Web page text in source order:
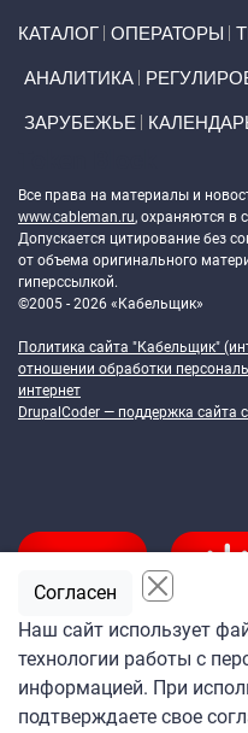
КАТАЛОГ ОПЕРАТОРЫ
АНАЛИТИКА
ЗАРУБЕЖЬЕ
Все права на материалы и
www.cableman.ru, охраняются в
Допускается цитирование без
от объема оригинального
гиперссылкой.
©2005 - 2026 «Кабельщик»
Политика сайта "Кабельщик"
отношении обработки
интернет
DrupalCoder — поддержка сайта
Подпишитесь
на ежедневную рассылку
Наш сайт использует
технологии работы с
информацией. При
подтверждаете свое
Согласен